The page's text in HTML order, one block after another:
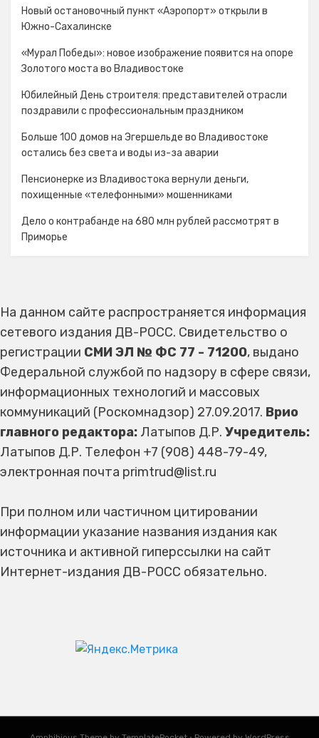
Новый остановочный пункт «Аэропорт» открыли в
Южно-Сахалинске
«Мурал Победы»: новое изображение появится на опоре
Золотого моста во Владивостоке
Юбилейный День строителя: представителей отрасли
поздравили с профессиональным праздником
Больше 100 домов на Эгершельде во Владивостоке
остались без света и воды из-за аварии
Пенсионерке из Владивостока вернули деньги,
похищенные «телефонными» мошенниками
Дело о контрабанде на 680 млн рублей рассмотрят в
Приморье
На данном сайте распространяется информация
сетевого издания ДВ-РОСС. Свидетельство о
регистрации СМИ ЭЛ № ФС 77 - 71200, выдано
Федеральной службой по надзору в сфере связи,
информационных технологий и массовых
коммуникаций (Роскомнадзор) 27.09.2017. Врио
главного редактора: Латыпов Д.Р. Учредитель:
Латыпов Д.Р. Телефон +7 (908) 448-79-49,
электронная почта primtrud@list.ru
При полном или частичном цитировании
информации указание названия издания как
источника и активной гиперссылки на сайт
Интернет-издания ДВ-РОСС обязательно.